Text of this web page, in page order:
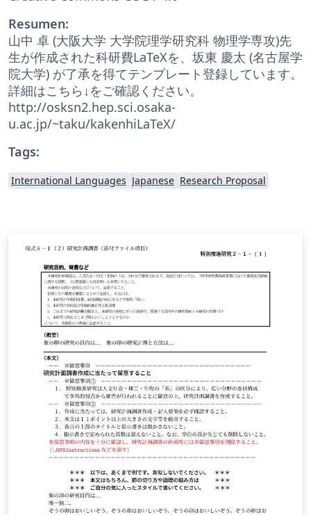
Resumen:
山中 卓 (大阪大学 大学院理学研究科 物理学専攻)先
生が作成された科研費LaTeXを、坂東 慶太 (名古屋学
院大学) が了承を得てテンプレート登録しています。
詳細はこちら↓をご確認ください。
http://osksn2.hep.sci.osaka-
u.ac.jp/~taku/kakenhiLaTeX/
Tags:
International Languages Japanese Research Proposal